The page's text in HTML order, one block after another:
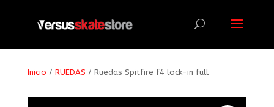
Inicio / RUEDAS / Ruedas Spitfire f4 lock-in full